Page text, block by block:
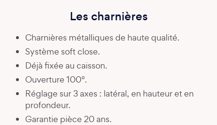
Les charnières
Charnières métalliques de haute qualité.
Système soft close.
Déjà fixée au caisson.
Ouverture 100°.
Réglage sur 3 axes : latéral, en hauteur et en
profondeur.
Garantie pièce 20 ans.